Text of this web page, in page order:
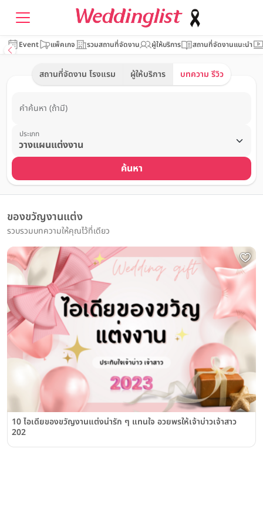
Event แพ็คเกจ รวมสถานที่จัดงาน ผู้ให้บริการ สถานที่จัดงานแนะนำ
สถานที่จัดงาน โรงแรม ผู้ให้บริการ บทความ รีวิว
คำค้นหา (ถ้ามี)
ประเภท
ค้นหา
ของขวัญงานแต่ง
รวบรวมบทความให้คุณไว้ที่เดียว
10 ไอเดียของขวัญงานแต่งน่ารัก ๆ แทนใจ อวยพรให้เจ้าบ่าวเจ้าสาว
202